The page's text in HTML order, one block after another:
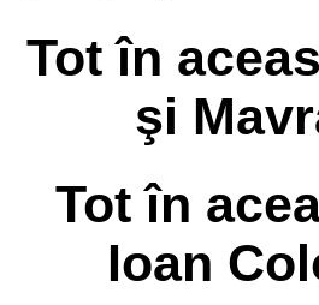
Tot în
şi
Tot în
Ioan